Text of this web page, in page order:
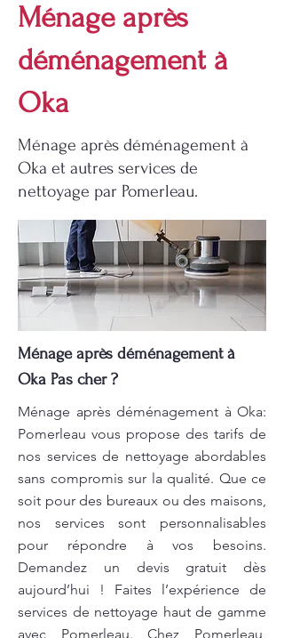
Ménage après
déménagement à
Oka
Ménage après déménagement à
Oka et autres services de
nettoyage par Pomerleau.
Ménage après déménagement à
Oka Pas cher ?
Ménage après déménagement à Oka:
Pomerleau vous propose des tarifs de
nos services de nettoyage abordables
sans compromis sur la qualité. Que ce
soit pour des bureaux ou des maisons,
nos services sont personnalisables
pour répondre à vos besoins.
Demandez un devis gratuit dès
aujourd’hui ! Faites l’expérience de
services de nettoyage haut de gamme
avec Pomerleau. Chez Pomerleau,